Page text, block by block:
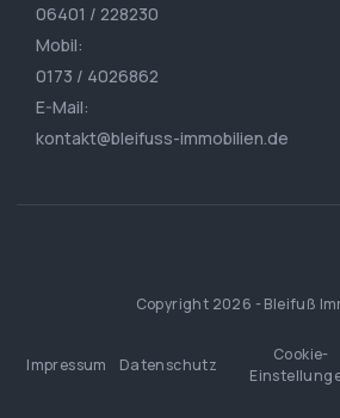
06401 / 228230
Mobil:
0173 / 4026862
E-Mail:
kontakt@bleifuss-immobilien.de
Copyright 2026 - Bleifuß
Impressum Datenschutz
Cookie-